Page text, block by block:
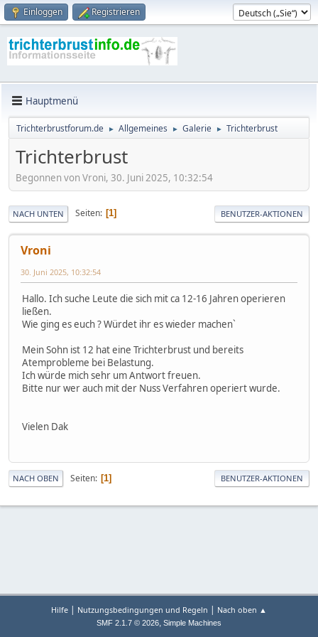
Einloggen Registrieren
Hauptmenü
Trichterbrustforum.de ► Allgemeines ► Galerie ► Trichterbrust
Trichterbrust
Begonnen von Vroni, 30. Juni 2025, 10:32:54
NACH UNTEN Seiten 1 BENUTZER-AKTIONEN
Vroni
30. Juni 2025, 10:32:54
Hallo. Ich suche Leute die sich mit ca 12-16 Jahren operieren
ließen.
Wie ging es euch ? Würdet ihr es wieder machen`
Mein Sohn ist 12 hat eine Trichterbrust und bereits
Atemprobleme bei Belastung.
Ich würde mich sehr um Antwort freuen.
Bitte nur wer auch mit der Nuss Verfahren operiert wurde.
Vielen Dak
NACH OBEN Seiten 1 BENUTZER-AKTIONEN
Hilfe | Nutzungsbedingungen und Regeln | Nach oben ▲
SMF 2.1.7 © 2026, Simple Machines